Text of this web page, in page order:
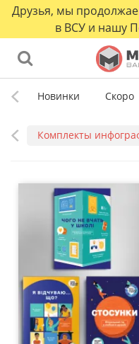
Друзья, мы
в ВСУ и нашу
Новинки Скоро
Комплекты